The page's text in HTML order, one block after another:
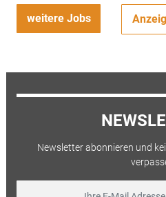
weitere Jobs
Newsletter abonnieren und